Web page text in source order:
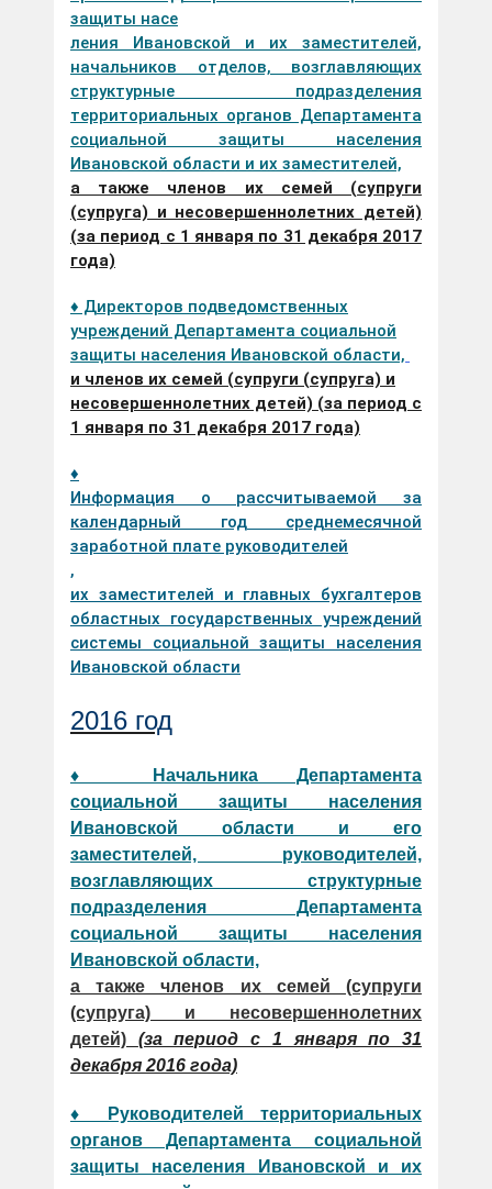
защиты насе
ления Ивановской и их заместителей,
начальников отделов, возглавляющих
структурные подразделения
территориальных органов Департамента
социальной защиты населения
Ивановской области и их заместителей,
а также членов их семей (супруги
(супруга) и несовершеннолетних детей)
(за период с 1 января по 31 декабря 2017
года)
♦ Директоров подведомственных
учреждений Департамента социальной
защиты населения Ивановской области,
и членов их семей (супруги (супруга) и
несовершеннолетних детей) (за период с
1 января по 31 декабря 2017 года)
♦
Информация о рассчитываемой за
календарный год среднемесячной
заработной плате руководителей
,
их заместителей и главных бухгалтеров
областных государственных учреждений
системы социальной защиты населения
Ивановской области
2016 год
♦ Начальника Департамента
социальной защиты населения
Ивановской области и его
заместителей, руководителей,
возглавляющих структурные
подразделения Департамента
социальной защиты населения
Ивановской области,
а также членов их семей (супруги
(супруга) и несовершеннолетних
детей)
(за период с 1 января по 31
декабря 2016 года)
♦ Руководителей территориальных
органов Департамента социальной
защиты населения Ивановской и их